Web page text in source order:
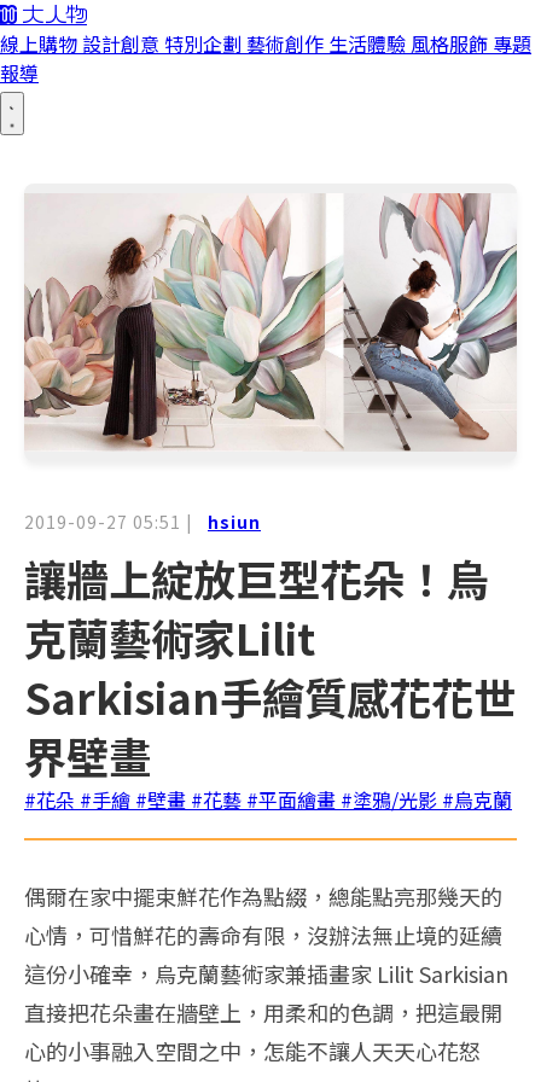
線上購物 設計創意 特別企劃 藝術創作 生活體驗 風格服飾 專題
報導
2019-09-27 05:51 | hsiun
讓牆上綻放巨型花朵！烏
克蘭藝術家Lilit
Sarkisian手繪質感花花世
界壁畫
#花朵 #手繪 #壁畫 #花藝 #平面繪畫 #塗鴉/光影 #烏克蘭
偶爾在家中擺束鮮花作為點綴，總能點亮那幾天的
心情，可惜鮮花的壽命有限，沒辦法無止境的延續
這份小確幸，烏克蘭藝術家兼插畫家 Lilit Sarkisian
直接把花朵畫在牆壁上，用柔和的色調，把這最開
心的小事融入空間之中，怎能不讓人天天心花怒